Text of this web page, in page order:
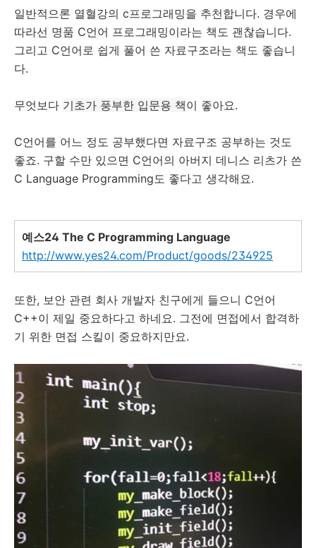
일반적으론 열혈강의 c프로그래밍을 추천합니다. 경우에
따라선 명품 C언어 프로그래밍이라는 책도 괜찮습니다.
그리고 C언어로 쉽게 풀어 쓴 자료구조라는 책도 좋습니
다.
무엇보다 기초가 풍부한 입문용 책이 좋아요.
C언어를 어느 정도 공부했다면 자료구조 공부하는 것도
좋죠. 구할 수만 있으면 C언어의 아버지 데니스 리츠가 쓴
C Language Programming도 좋다고 생각해요.
예스24 The C Programming Language
http://www.yes24.com/Product/goods/234925
또한, 보안 관련 회사 개발자 친구에게 들으니 C언어
C++이 제일 중요하다고 하네요. 그전에 면접에서 합격하
기 위한 면접 스킬이 중요하지만요.